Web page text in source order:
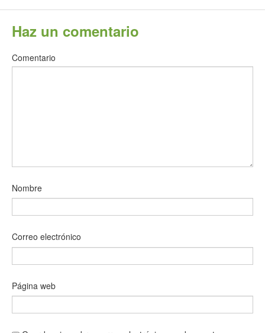
Haz un comentario
Comentario
Nombre
Correo electrónico
Página web